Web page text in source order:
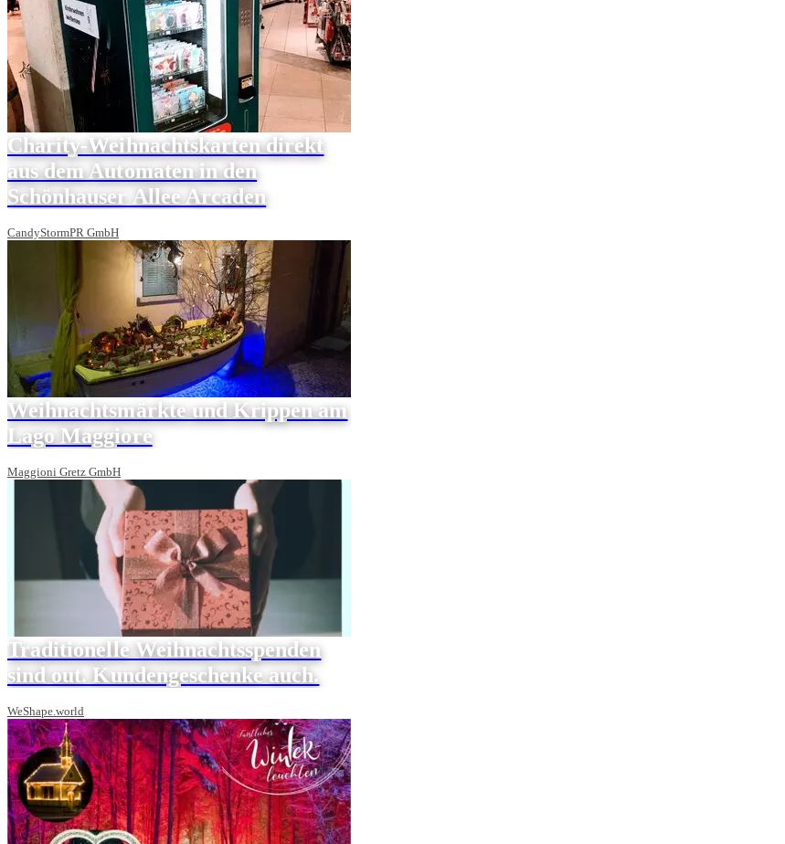
Charity-Weihnachtskarten direkt
aus dem Automaten in den
Schönhauser Allee Arcaden
CandyStormPR GmbH
Weihnachtsmärkte und Krippen am
Lago Maggiore
Maggioni Gretz GmbH
Traditionelle Weihnachtsspenden
sind out. Kundengeschenke auch.
WeShape.world